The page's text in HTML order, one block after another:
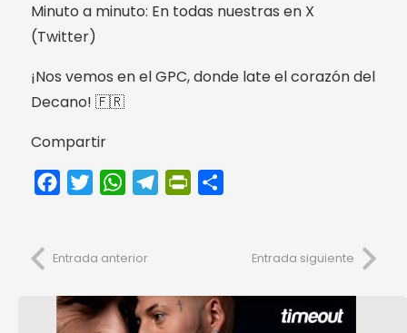
Minuto a minuto: En todas nuestras en X
(Twitter)
¡Nos vemos en el GPC, donde late el corazón del
Decano! 🇫🇷
Compartir
FacebookTwitterWhatsAppTelegramPrintFriendly
Entrada anterior Entrada siguiente